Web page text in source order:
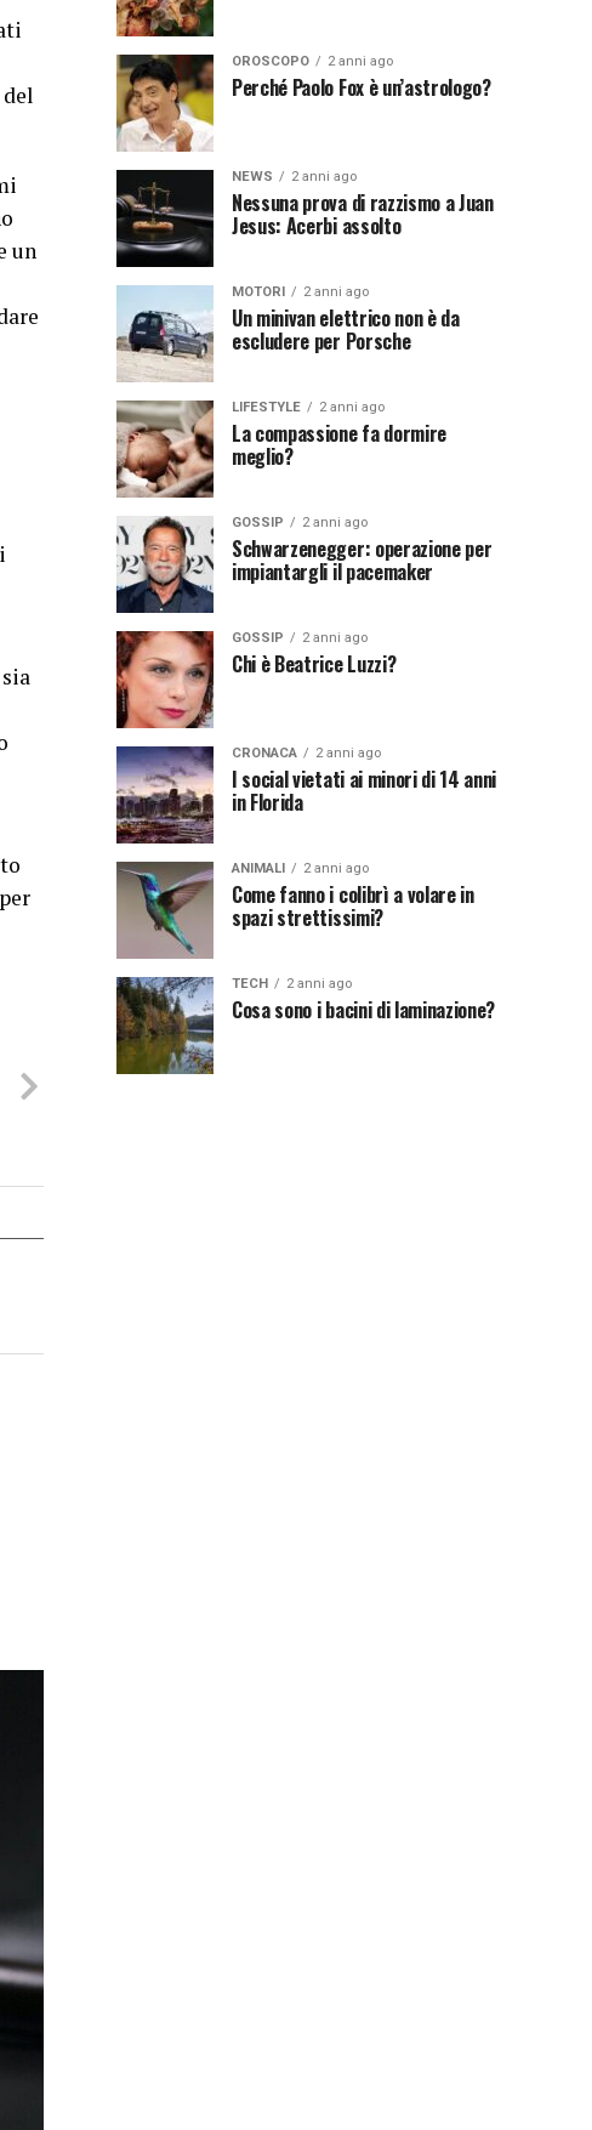
un
OROSCOPO 2 anni ago
Perché Paolo Fox è un’astrologo?
NEWS 2 anni ago
Nessuna prova di razzismo a Juan
Jesus: Acerbi assolto
MOTORI 2 anni ago
Un minivan elettrico non è da
escludere per Porsche
LIFESTYLE 2 anni ago
La compassione fa dormire
meglio?
GOSSIP 2 anni ago
Schwarzenegger: operazione per
impiantargli il pacemaker
GOSSIP 2 anni ago
Chi è Beatrice Luzzi?
CRONACA 2 anni ago
I social vietati ai minori di 14 anni
in Florida
ANIMALI 2 anni ago
Come fanno i colibrì a volare in
spazi strettissimi?
TECH 2 anni ago
Cosa sono i bacini di laminazione?